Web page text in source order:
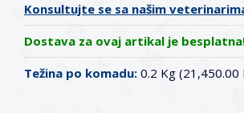
Konsultujte se sa našim
Dostava za ovaj artikal je
Težina po komadu: 0.2 Kg (21,450.00